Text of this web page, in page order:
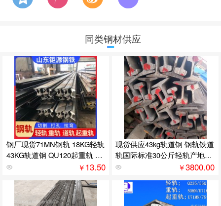
同类钢材供应
钢厂现货71MN钢轨 18KG轻轨
43KG轨道钢 QU120起重轨 道
轨切割
￥13.50
现货供应43kg轨道钢 钢轨铁道
轨国际标准30公斤轻轨产地邯
郸
￥3800.00